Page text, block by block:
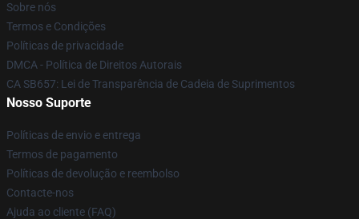
Sobre nós
Termos e Condições
Políticas de privacidade
DMCA - Política de Direitos Autorais
CA SB657: Lei de Transparência de Cadeia de Suprimentos
Nosso Suporte
Políticas de envio e entrega
Termos de pagamento
Políticas de devolução e reembolso
Contacte-nos
Ajuda ao cliente (FAQ)